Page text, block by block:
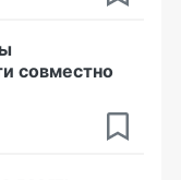
совместно